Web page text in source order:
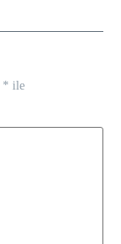
* ile